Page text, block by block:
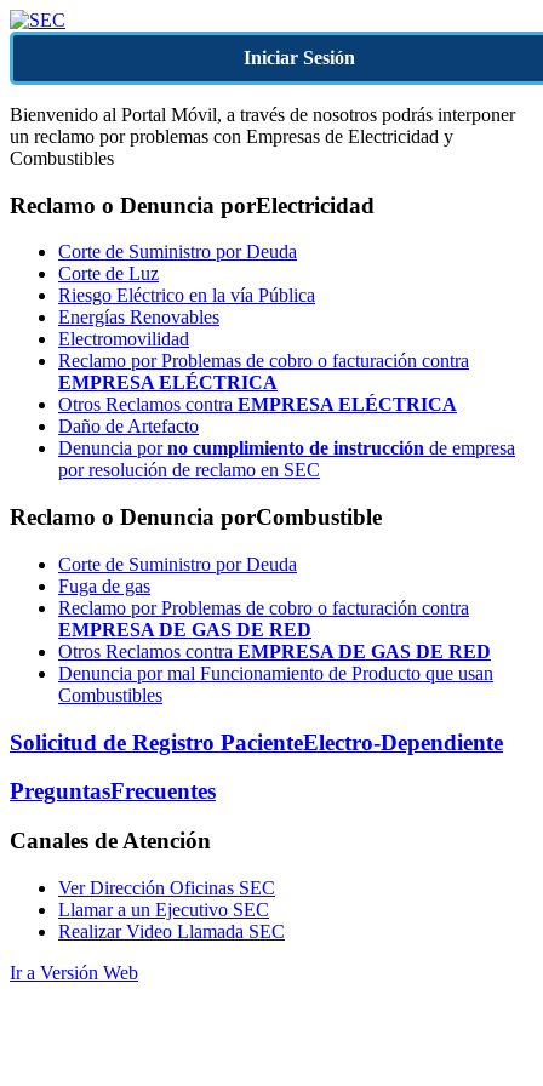
Iniciar Sesión
Bienvenido al Portal Móvil, a través de nosotros podrás interponer
un reclamo por problemas con Empresas de Electricidad y
Combustibles
Reclamo o Denuncia porElectricidad
Corte de Suministro por Deuda
Corte de Luz
Riesgo Eléctrico en la vía Pública
Energías Renovables
Electromovilidad
Reclamo por Problemas de cobro o facturación contra
EMPRESA ELÉCTRICA
Otros Reclamos contra EMPRESA ELÉCTRICA
Daño de Artefacto
Denuncia porno cumplimiento de instrucción de empresa
por resolución de reclamo en SEC
Reclamo o Denuncia porCombustible
Corte de Suministro por Deuda
Fuga de gas
Reclamo por Problemas de cobro o facturación contra
EMPRESA DE GAS DE RED
Otros Reclamos contra EMPRESA DE GAS DE RED
Denuncia por mal Funcionamiento de Producto que usan
Combustibles
Solicitud de Registro PacienteElectro-Dependiente
PreguntasFrecuentes
Canales de Atención
Ver Dirección Oficinas SEC
Llamar a un Ejecutivo SEC
Realizar Video Llamada SEC
Ir a Versión Web